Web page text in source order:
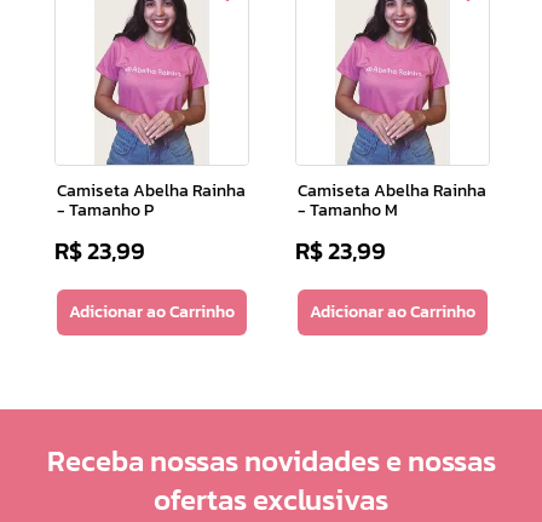
Camiseta Abelha Rainha
- Tamanho P
R$23,99
Adicionar ao Carrinho
Camiseta Abelha Rainha
- Tamanho M
R$23,99
Adicionar ao Carrinho
Receba nossas novidades e nossas
ofertas exclusivas